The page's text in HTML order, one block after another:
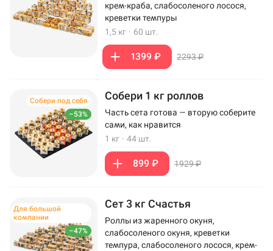
крем-краба, слабосоленого лосося,
креветки темпуры
1,5 кг · 60 шт.
1399 ₽ 2293 ₽
–53%
Собери под себя Собери 1 кг роллов
Часть сета готова — вторую соберите
сами, как нравится
1 кг · 44 шт.
899 ₽ 1929 ₽
–47%
Для большой
компании
Сет 3 кг Счастья
Роллы из жаренного окуня,
слабосоленого окуня, креветки
темпура, слабосоленого лосося, крем-